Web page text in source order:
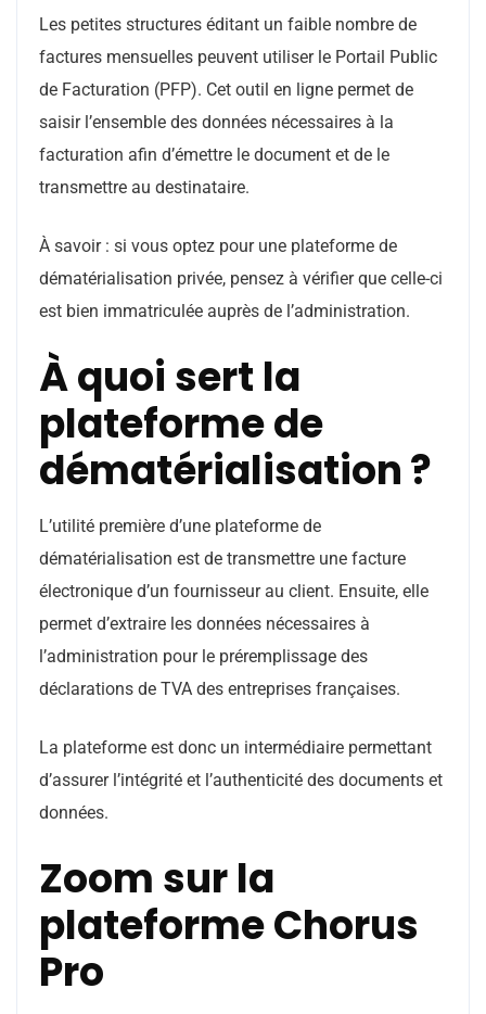
Les petites structures éditant un faible nombre de
factures mensuelles peuvent utiliser le Portail Public
de Facturation (PFP). Cet outil en ligne permet de
saisir l’ensemble des données nécessaires à la
facturation afin d’émettre le document et de le
transmettre au destinataire.
À savoir : si vous optez pour une plateforme de
dématérialisation privée, pensez à vérifier que celle-ci
est bien immatriculée auprès de l’administration.
À quoi sert la
plateforme de
dématérialisation ?
L’utilité première d’une plateforme de
dématérialisation est de transmettre une facture
électronique d’un fournisseur au client. Ensuite, elle
permet d’extraire les données nécessaires à
l’administration pour le préremplissage des
déclarations de TVA des entreprises françaises.
La plateforme est donc un intermédiaire permettant
d’assurer l’intégrité et l’authenticité des documents et
données.
Zoom sur la
plateforme Chorus
Pro